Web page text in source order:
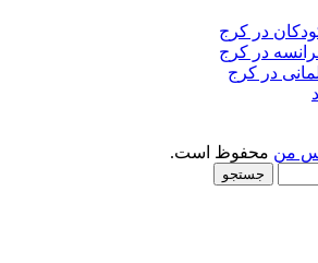
در کرج
در کرج
در کرج
من محفوظ است.
جستجو